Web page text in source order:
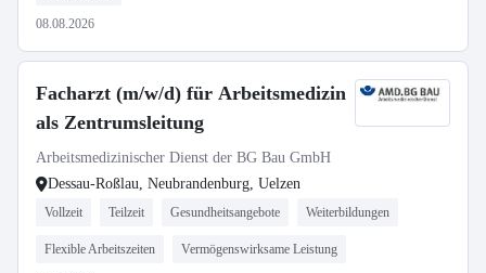
08.08.2026
Facharzt (m/w/d) für Arbeitsmedizin
als Zentrumsleitung
Arbeitsmedizinischer Dienst der BG Bau GmbH
Dessau-Roßlau, Neubrandenburg, Uelzen
Vollzeit Teilzeit Gesundheitsangebote Weiterbildungen
Flexible Arbeitszeiten Vermögenswirksame Leistung